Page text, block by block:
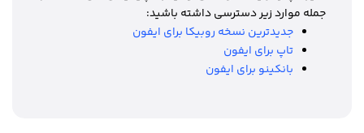
جمله موارد زیر دسترسی داشته باشید:
جدیدترین نسخه روبیکا برای ایفون
تاپ برای ایفون
بانکینو برای ایفون